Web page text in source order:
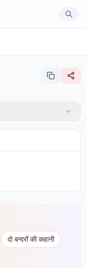
दो बन्दरों की कहानी